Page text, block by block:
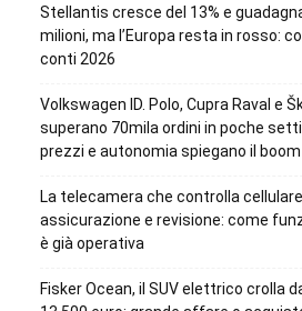
Stellantis cresce del 13% e
milioni, ma l’Europa resta in rosso:
conti 2026
Volkswagen ID. Polo, Cupra Raval e
superano 70mila ordini in poche
prezzi e autonomia spiegano il boom
La telecamera che controlla
assicurazione e revisione: come
è già operativa
Fisker Ocean, il SUV elettrico crolla